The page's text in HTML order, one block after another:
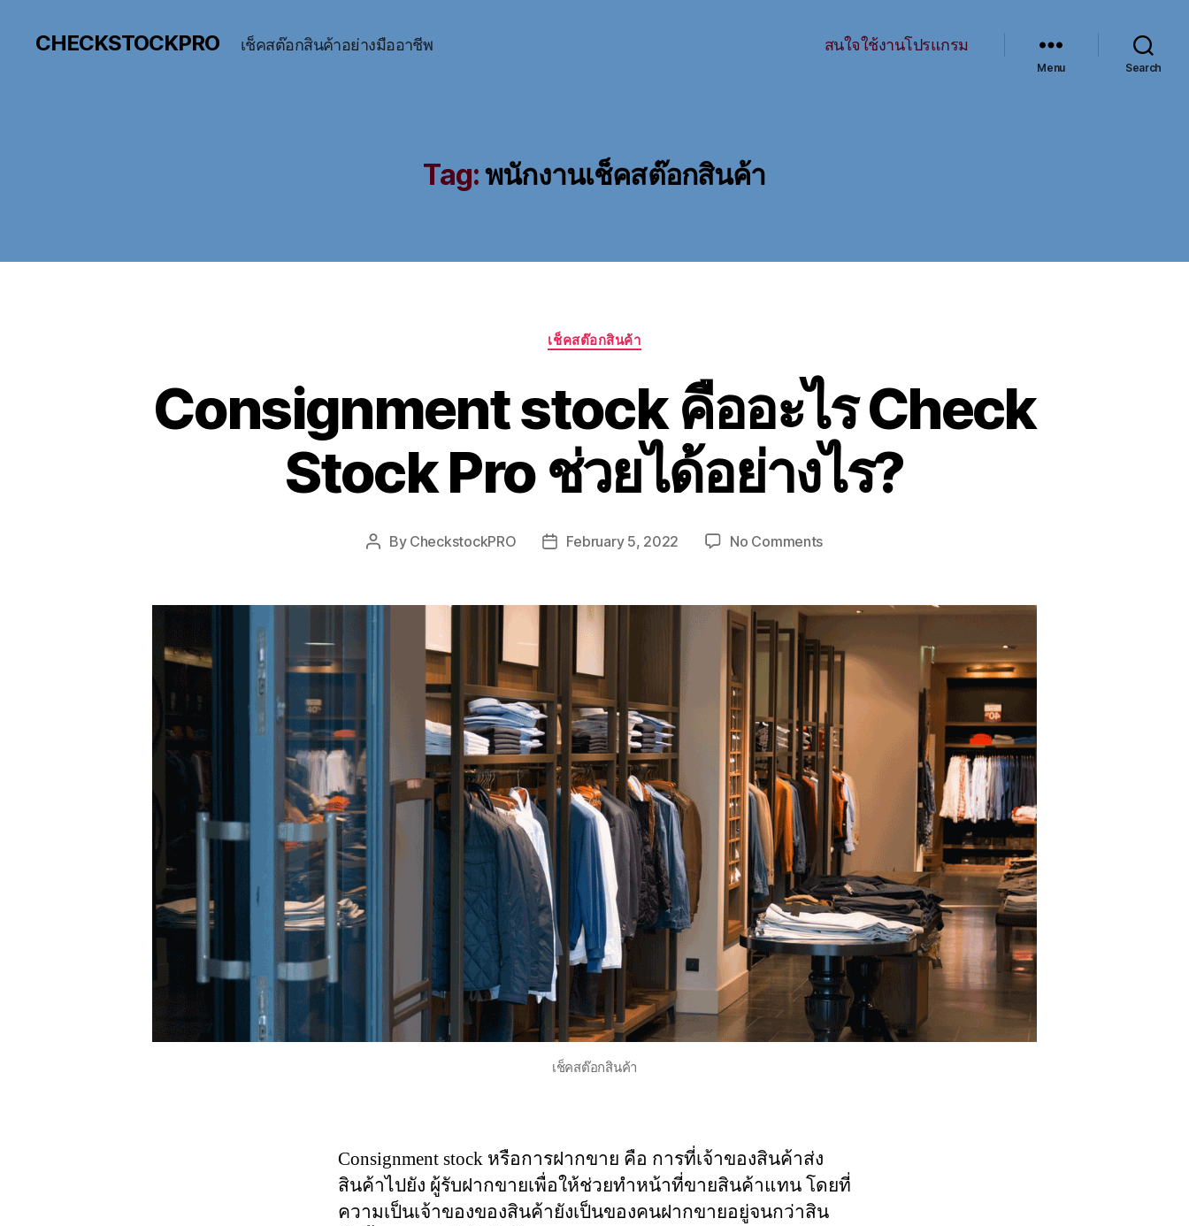
CHECKSTOCKPRO เช็คสต๊อกสินค้าอย่างมืออาชีพ สนใจใช้งานโปรแกรม
Menu Search
Tag:พนักงานเช็คสต๊อกสินค้า
Categories
เช็คสต๊อกสินค้า
Consignment stock คืออะไร Check
Stock Pro ช่วยได้อย่างไร?
Post
By CheckstockPRO
PostFebruary 5, 2022 No Commentson
คือ
Check
Stock
Pro
ช่วย
ได้
อย่างไร?
เช็คสต๊อกสินค้า
Consignment stock หรือการฝากขาย คือ การที่เจ้าของสินค้าส่ง
สินค้าไปยัง ผู้รับฝากขายเพื่อให้ช่วยทำหน้าที่ขายสินค้าแทน โดยที่
ความเป็นเจ้าของของสินค้ายังเป็นของคนฝากขายอยู่จนกว่าสิน